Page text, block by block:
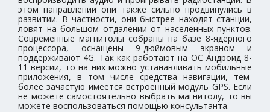
этом направлении они также сильно продвинулись в
развитии. В частности, они быстрее находят станции,
ловят на большом отдалении от населенных пунктов.
Современные магнитолы собраны на базе 8-ядерного
процессора, оснащены 9-дюймовым экраном и
поддерживают 4G. Так как работают на ОС Андроид 8-
11 версии, то на них можно устанавливать мобильные
приложения, в том числе средства навигации, тем
более зачастую имеется встроенный модуль GPS. Если
не можете самостоятельно выбрать магнитолу, то вы
можете воспользоваться помощью консультанта.